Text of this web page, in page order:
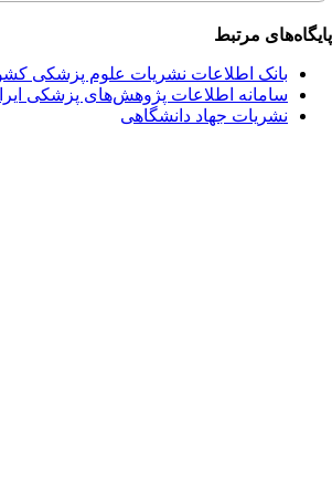
مرتبط
بانک اطلاعات نشریات علوم پزشکی کشور
سامانه اطلاعات پژوهش‌های پزشکی ایران
نشریات جهاد دانشگاهی